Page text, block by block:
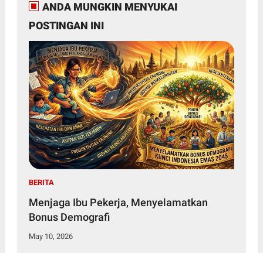
ANDA MUNGKIN MENYUKAI
POSTINGAN INI
BERITA
Menjaga Ibu Pekerja, Menyelamatkan
Bonus Demografi
May 10, 2026